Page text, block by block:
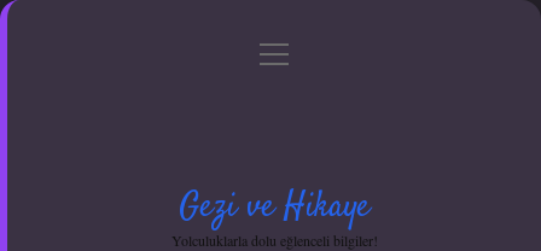
Gizlilik Politikası
menüyü
Gezi ve Hikaye
Yolculuklarla dolu eğlenceli bilgiler!